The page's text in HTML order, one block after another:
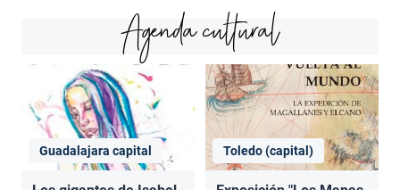
Agenda cultural
Guadalajara capital Toledo (capital)